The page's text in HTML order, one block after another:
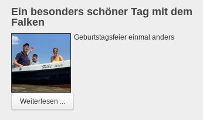
Ein besonders schöner Tag mit dem
Falken
Geburtstagsfeier einmal anders
Weiterlesen ...